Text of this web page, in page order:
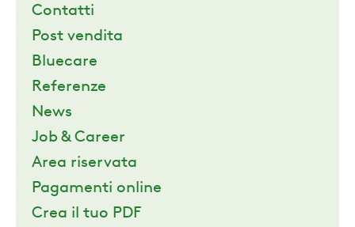
Contatti
Post vendita
Bluecare
Referenze
News
Job & Career
Area riservata
Pagamenti online
Crea il tuo PDF